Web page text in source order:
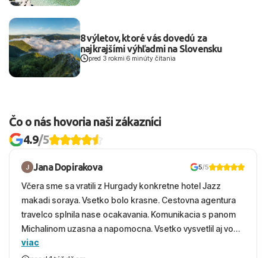
8 výletov, ktoré vás dovedú za
najkrajšími výhľadmi na Slovensku
pred 3 rokmi 6 minúty čítania
Čo o nás hovoria naši zákazníci
4.9/5
Jana Dopirakova 5/5
Včera sme sa vratili z Hurgady konkretne hotel Jazz
makadi soraya. Vsetko bolo krasne. Cestovna agentura
travelco splnila nase ocakavania. Komunikacia s panom
Michalinom uzasna a napomocna. Vsetko vysvetlil aj vo
vecernych hodinach zaco sa ospravedlnujem. Hotel
viac